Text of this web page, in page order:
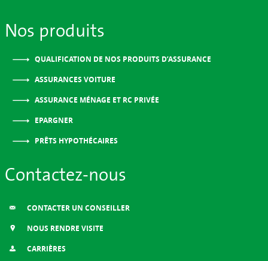
Nos produits
QUALIFICATION DE NOS PRODUITS D’ASSURANCE
ASSURANCES VOITURE
ASSURANCE MÉNAGE ET RC PRIVÉE
EPARGNER
PRÊTS HYPOTHÉCAIRES
Contactez-nous
CONTACTER UN CONSEILLER
NOUS RENDRE VISITE
CARRIÈRES